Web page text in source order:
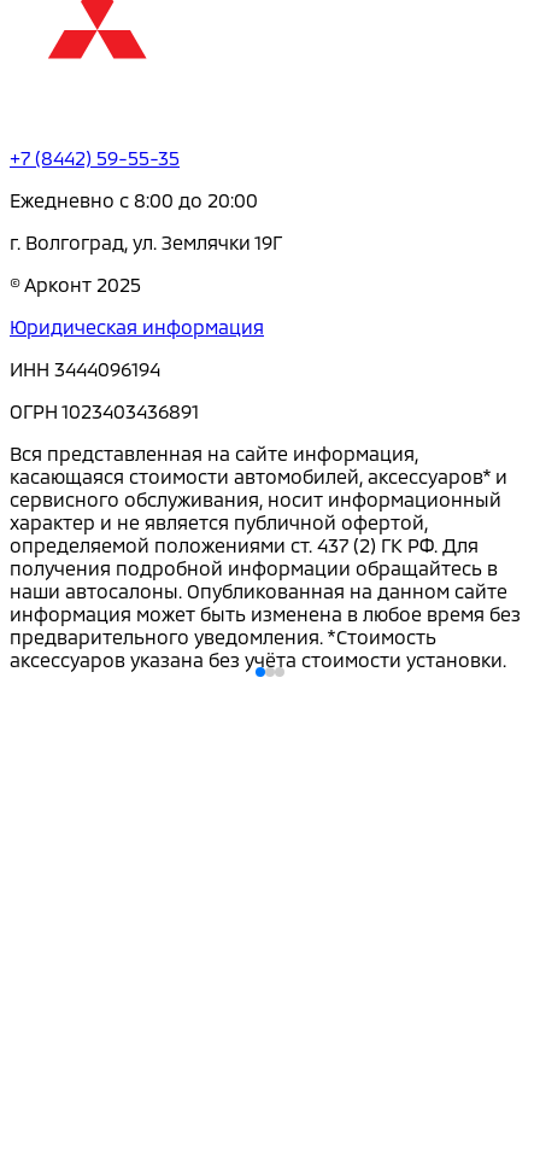
+7 (8442) 59-55-35
Ежедневно с 8:00 до 20:00
г. Волгоград, ул. Землячки 19Г
© Арконт 2025
Юридическая информация
ИНН 3444096194
ОГРН 1023403436891
Вся представленная на сайте информация,
касающаяся стоимости автомобилей, аксессуаров* и
сервисного обслуживания, носит информационный
характер и не является публичной офертой,
определяемой положениями ст. 437 (2) ГК РФ. Для
получения подробной информации обращайтесь в
наши автосалоны. Опубликованная на данном сайте
информация может быть изменена в любое время без
предварительного уведомления. *Стоимость
аксессуаров указана без учёта стоимости установки.